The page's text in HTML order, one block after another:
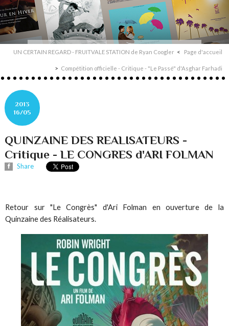
UN CERTAIN REGARD - FRUITVALE STATION de Ryan Coogler Page d'accueil
Compétition officielle - Critique - "Le Passé" d'Asghar Farhadi
2013
16/05
QUINZAINE DES REALISATEURS -
Critique - LE CONGRES d'ARI FOLMAN
Share
Retour sur "Le Congrès" d'Ari Folman en ouverture de la
Quinzaine des Réalisateurs.